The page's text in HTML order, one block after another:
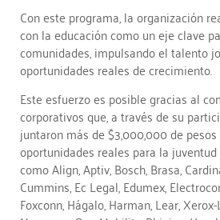
Con este programa, la organización
con la educación como un eje clave
comunidades, impulsando el talento
oportunidades reales de crecimiento.
Este esfuerzo es posible gracias al
corporativos que, a través de su
juntaron más de $3,000,000 de
oportunidades reales para la
como Align, Aptiv, Bosch, Brasa,
Cummins, Ec Legal, Edumex,
Foxconn, Hágalo, Harman, Lear,